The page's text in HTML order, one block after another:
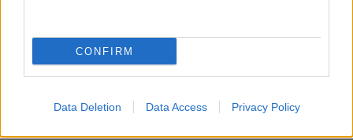
CONFIRM
Data Deletion Data Access Privacy Policy
képest, pusztán csak annyi történt, hogy végre…
Feles zöldborsófőzelék
szatmariferi•2014. február 07.